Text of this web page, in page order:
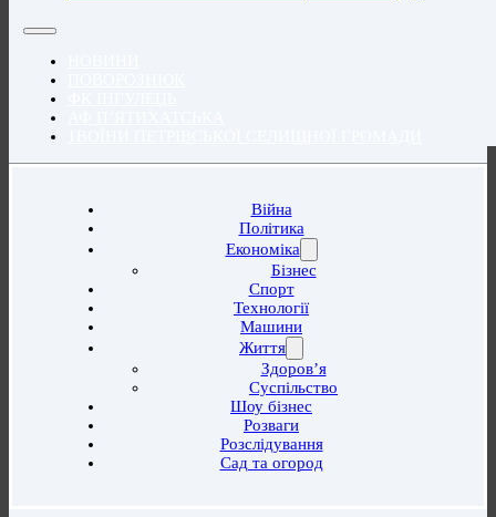
Війна
Політика
Економіка
Бізнес
Спорт
Технології
Машини
Життя
Здоров’я
Суспільство
Шоу бізнес
Розваги
Розслідування
Сад та огород